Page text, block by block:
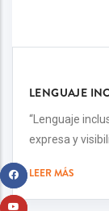
LENGUAJE
“Lenguaje
expresa y
LEER MÁS